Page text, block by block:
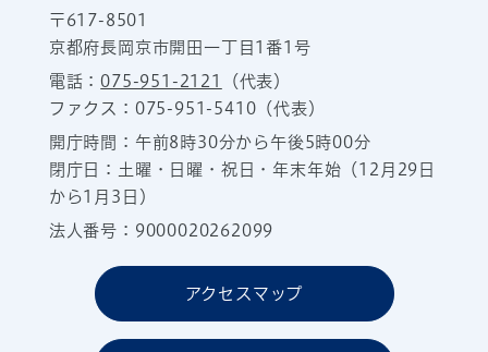
〒617-8501
京都府長岡京市開田一丁目1番1号
電話：075-951-2121
（代表）
ファクス：075-951-5410（代表）
開庁時間：午前8時30分から午後5時00分
閉庁日：土曜・日曜・祝日・年末年始（12月29日
から1月3日）
法人番号：9000020262099
アクセスマップ